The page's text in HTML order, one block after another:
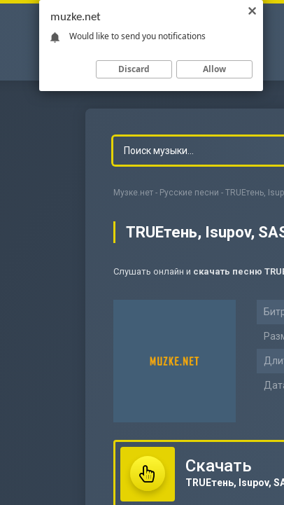
Музке.нет - Русские песни - TRUEтень,
TRUEтень, Isupov,
Слушать онлайн и скачать песню
Скачать
muzke.net
Would like to send you notifications
Discard Allow